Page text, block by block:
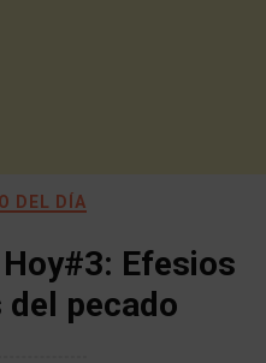
DEL DÍA
Efesios
pecado